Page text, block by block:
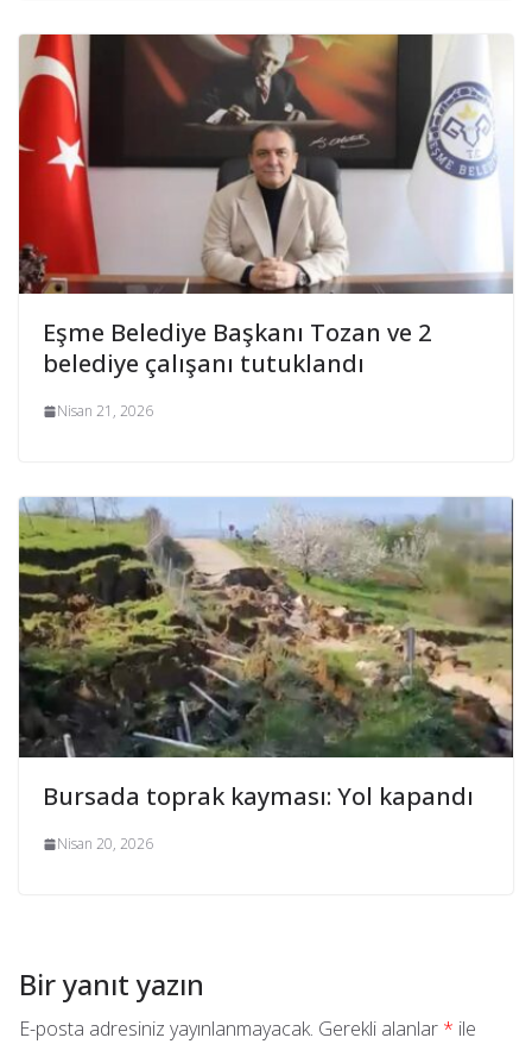
Eşme Belediye Başkanı Tozan ve 2
belediye çalışanı tutuklandı
Nisan 21, 2026
Bursada toprak kayması: Yol kapandı
Nisan 20, 2026
Bir yanıt yazın
E-posta adresiniz yayınlanmayacak. Gerekli alanlar * ile